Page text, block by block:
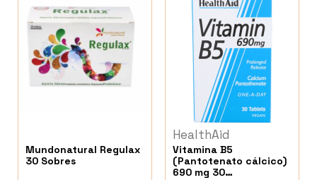
Mundonatural Regulax
30 Sobres
HealthAid
Vitamina B5
(Pantotenato cálcico)
690 mg 30